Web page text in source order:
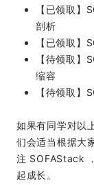
【已领取
剖析
【已领取
【待领取
缩容
【待领取
如果有同学对以
们会适当根据大
注 SOFAStack
起成长。